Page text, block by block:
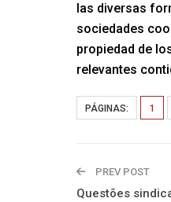
las diversas
sociedades
propiedad de
relevantes
PÁGINAS: 1
PREV POST
Questões